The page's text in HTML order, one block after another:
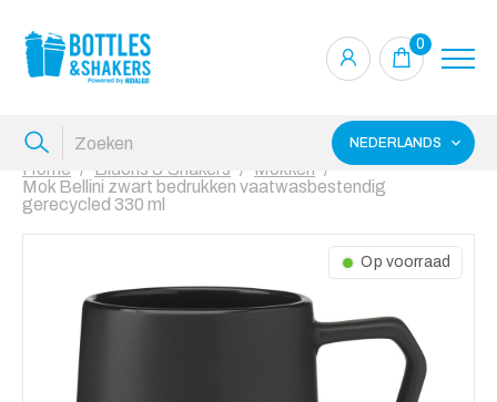
0
NEDERLANDS
Home Bidons & Shakers
Mokken
Mok Bellini zwart bedrukken vaatwasbestendig
gerecycled 330 ml
Op voorraad